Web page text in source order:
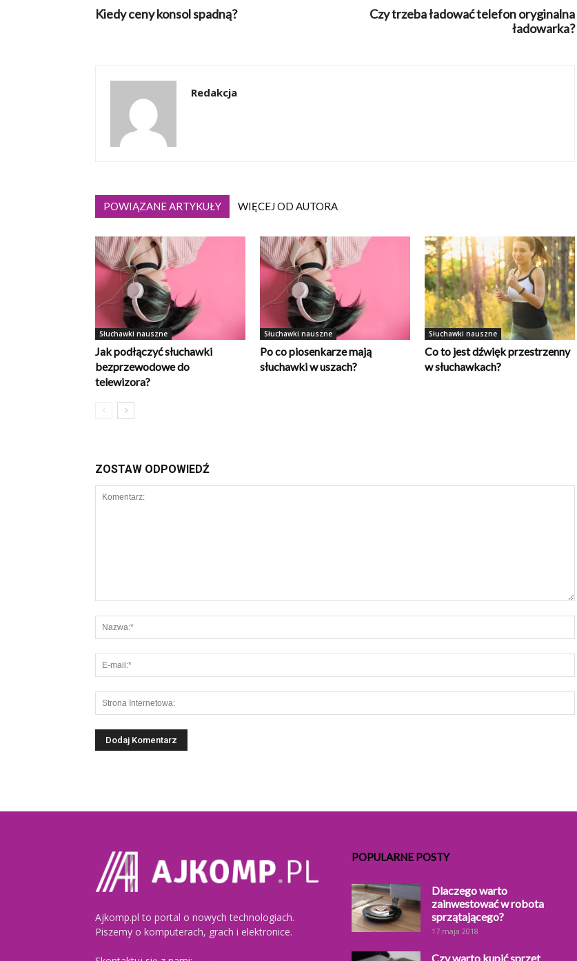
Kiedy ceny konsol spadną?
Czy trzeba ładować telefon oryginalna
ładowarka?
Redakcja
POWIĄZANE ARTYKUŁY WIĘCEJ OD AUTORA
Słuchawki nauszne
Jak podłączyć słuchawki
bezprzewodowe do
telewizora?
Słuchawki nauszne
Po co piosenkarze mają
słuchawki w uszach?
Słuchawki nauszne
Co to jest dźwięk przestrzenny
w słuchawkach?
ZOSTAW ODPOWIEDŹ
Ajkomp.pl to portal o nowych technologiach.
Piszemy o komputerach, grach i elektronice.
POPULARNE POSTY
Dlaczego warto
zainwestować w robota
sprzątającego?
17 maja 2018
Czy warto kupić sprzęt